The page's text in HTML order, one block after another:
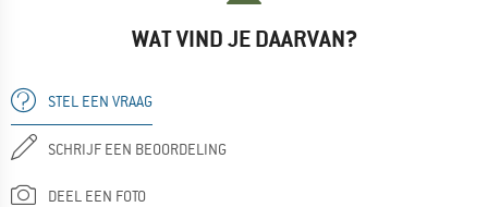
WAT VIND JE DAARVAN?
STEL EEN VRAAG
SCHRIJF EEN BEOORDELING
DEEL EEN FOTO